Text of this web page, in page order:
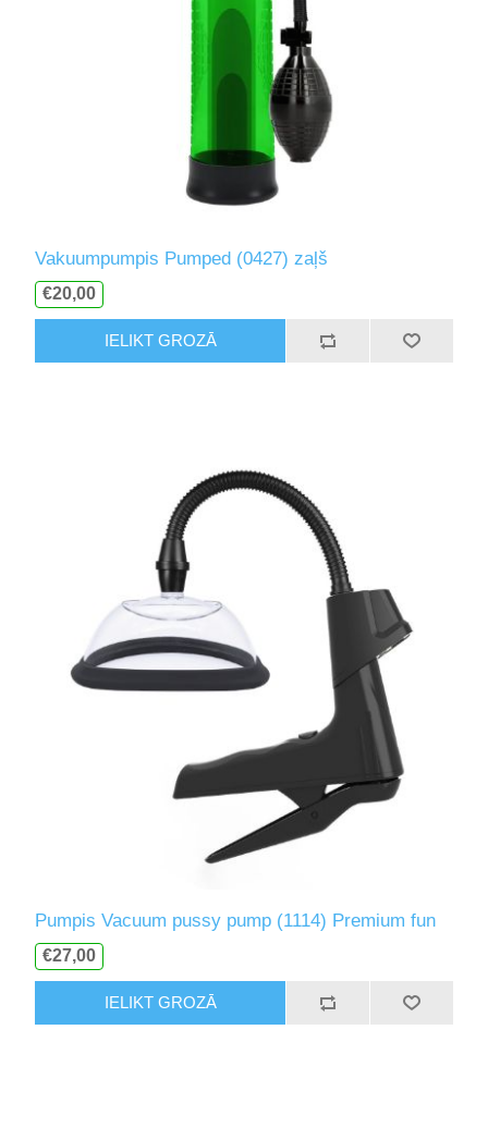
Vakuumpumpis Pumped (0427) zaļš
€20,00
IELIKT GROZĀ
Pumpis Vacuum pussy pump (1114) Premium fun
€27,00
IELIKT GROZĀ